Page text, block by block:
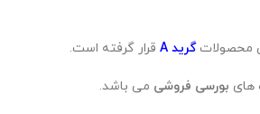
گرید A قرار گرفته است.
های بورسی فروشی می باشد.